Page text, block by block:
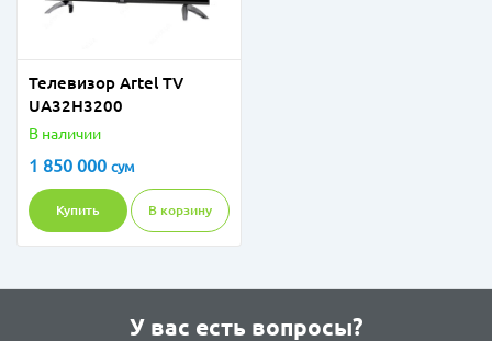
Телевизор Artel TV
UA32H3200
В наличии
1 850 000 сум
Купить В корзину
У вас есть вопросы?